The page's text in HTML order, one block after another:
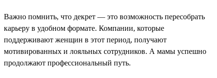
Важно помнить, что декрет — это возможность пересобрать
карьеру в удобном формате. Компании, которые
поддерживают женщин в этот период, получают
мотивированных и лояльных сотрудников. А мамы успешно
продолжают профессиональный путь.